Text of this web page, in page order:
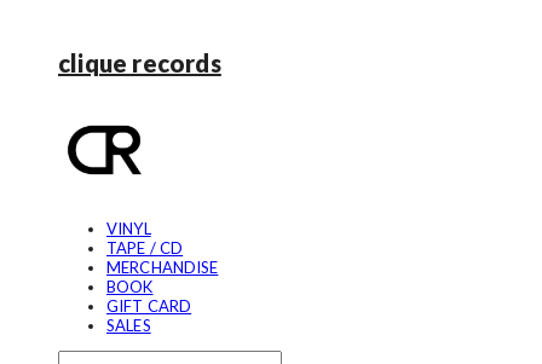
clique records
VINYL
TAPE / CD
MERCHANDISE
BOOK
GIFT CARD
SALES